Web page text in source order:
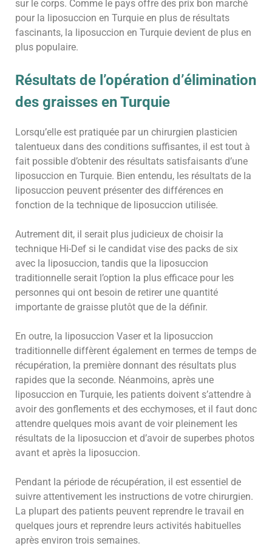
sur le corps. Comme le pays offre des prix bon marché
pour la liposuccion en Turquie en plus de résultats
fascinants, la liposuccion en Turquie devient de plus en
plus populaire.
Résultats de l’opération d’élimination
des graisses en Turquie
Lorsqu’elle est pratiquée par un chirurgien plasticien
talentueux dans des conditions suffisantes, il est tout à
fait possible d’obtenir des résultats satisfaisants d’une
liposuccion en Turquie. Bien entendu, les résultats de la
liposuccion peuvent présenter des différences en
fonction de la technique de liposuccion utilisée.
Autrement dit, il serait plus judicieux de choisir la
technique Hi-Def si le candidat vise des packs de six
avec la liposuccion, tandis que la liposuccion
traditionnelle serait l’option la plus efficace pour les
personnes qui ont besoin de retirer une quantité
importante de graisse plutôt que de la définir.
En outre, la liposuccion Vaser et la liposuccion
traditionnelle diffèrent également en termes de temps de
récupération, la première donnant des résultats plus
rapides que la seconde. Néanmoins, après une
liposuccion en Turquie, les patients doivent s’attendre à
avoir des gonflements et des ecchymoses, et il faut donc
attendre quelques mois avant de voir pleinement les
résultats de la liposuccion et d’avoir de superbes photos
avant et après la liposuccion.
Pendant la période de récupération, il est essentiel de
suivre attentivement les instructions de votre chirurgien.
La plupart des patients peuvent reprendre le travail en
quelques jours et reprendre leurs activités habituelles
après environ trois semaines.